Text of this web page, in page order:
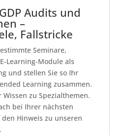
Audits und
–
Fallstricke
Seminare,
Learning-Module als
und stellen Sie so Ihr
Learning zusammen.
zu Spezialthemen.
bei Ihrer nächsten
Hinweis zu unseren